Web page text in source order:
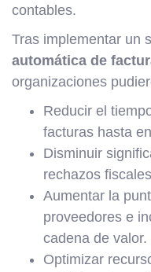
contables.
Tras implementar un
automática de
organizaciones
Reducir el
facturas hasta
Disminuir
rechazos
Aumentar la
proveedores e
cadena de valor.
Optimizar